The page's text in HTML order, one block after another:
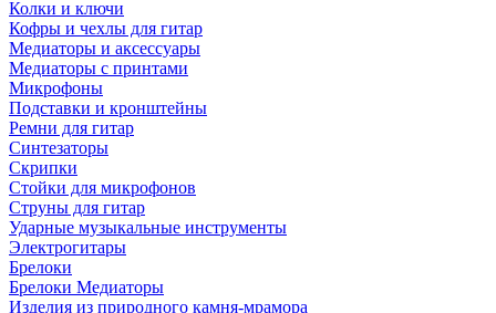
Колки и ключи
Кофры и чехлы для гитар
Медиаторы и аксессуары
Медиаторы с принтами
Микрофоны
Подставки и кронштейны
Ремни для гитар
Синтезаторы
Скрипки
Стойки для микрофонов
Струны для гитар
Ударные музыкальные инструменты
Электрогитары
Брелоки
Брелоки Медиаторы
Изделия из природного камня-мрамора